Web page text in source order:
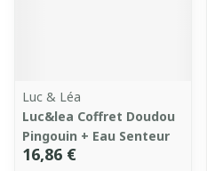
Luc & Léa
Luc&lea Coffret Doudou
Pingouin + Eau Senteur
16,86 €